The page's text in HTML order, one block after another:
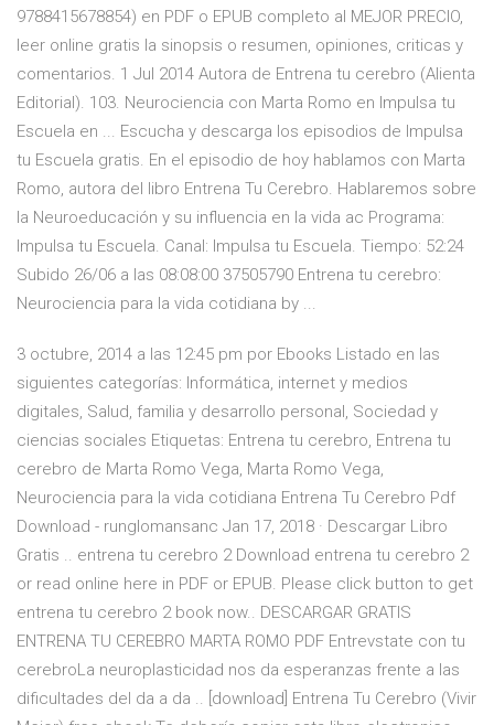
9788415678854) en PDF o EPUB completo al MEJOR PRECIO,
leer online gratis la sinopsis o resumen, opiniones, criticas y
comentarios. 1 Jul 2014 Autora de Entrena tu cerebro (Alienta
Editorial). 103. Neurociencia con Marta Romo en Impulsa tu
Escuela en ... Escucha y descarga los episodios de Impulsa
tu Escuela gratis. En el episodio de hoy hablamos con Marta
Romo, autora del libro Entrena Tu Cerebro. Hablaremos sobre
la Neuroeducación y su influencia en la vida ac Programa:
Impulsa tu Escuela. Canal: Impulsa tu Escuela. Tiempo: 52:24
Subido 26/06 a las 08:08:00 37505790 Entrena tu cerebro:
Neurociencia para la vida cotidiana by ...
3 octubre, 2014 a las 12:45 pm por Ebooks Listado en las
siguientes categorías: Informática, internet y medios
digitales, Salud, familia y desarrollo personal, Sociedad y
ciencias sociales Etiquetas: Entrena tu cerebro, Entrena tu
cerebro de Marta Romo Vega, Marta Romo Vega,
Neurociencia para la vida cotidiana Entrena Tu Cerebro Pdf
Download - runglomansanc Jan 17, 2018 · Descargar Libro
Gratis .. entrena tu cerebro 2 Download entrena tu cerebro 2
or read online here in PDF or EPUB. Please click button to get
entrena tu cerebro 2 book now.. DESCARGAR GRATIS
ENTRENA TU CEREBRO MARTA ROMO PDF Entrevstate con tu
cerebroLa neuroplasticidad nos da esperanzas frente a las
dificultades del da a da .. [download] Entrena Tu Cerebro (Vivir